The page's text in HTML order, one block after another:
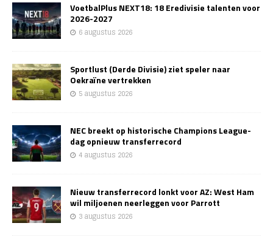
VoetbalPlus NEXT18: 18 Eredivisie talenten voor
2026-2027
6 augustus 2026
Sportlust (Derde Divisie) ziet speler naar
Oekraïne vertrekken
5 augustus 2026
NEC breekt op historische Champions League-
dag opnieuw transferrecord
4 augustus 2026
Nieuw transferrecord lonkt voor AZ: West Ham
wil miljoenen neerleggen voor Parrott
3 augustus 2026